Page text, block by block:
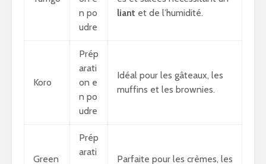
n po
udre
liant et de l’humidité.
Koro
Prép
arati
on e
n po
udre
Idéal pour les gâteaux, les
muffins et les brownies.
Green
Prép
arati
Parfaite pour les crèmes, les